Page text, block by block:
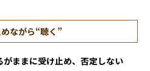
ながら“聴く”
ままに受け止め、否定しない